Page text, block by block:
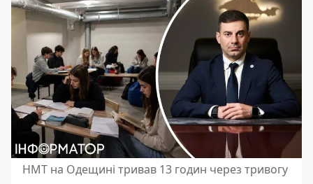
НМТ на Одещині тривав 13 годин через тривогу